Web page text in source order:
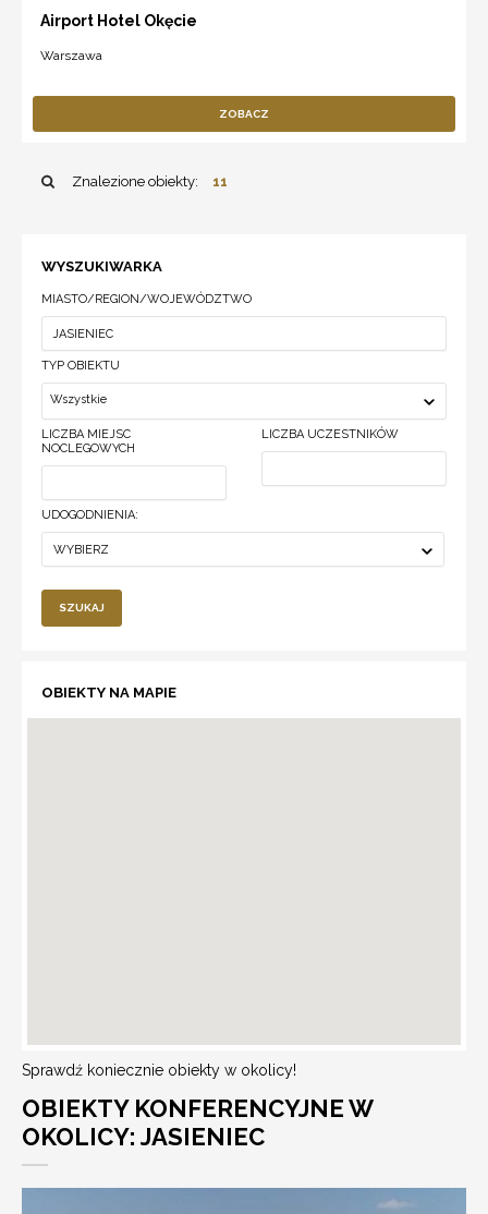
Airport Hotel Okęcie
Warszawa
ZOBACZ
Znalezione obiekty: 11
WYSZUKIWARKA
MIASTO/REGION/WOJEWÓDZTWO
TYP OBIEKTU
Wszystkie
LICZBA MIEJSC
NOCLEGOWYCH
LICZBA UCZESTNIKÓW
UDOGODNIENIA:
WYBIERZ
SZUKAJ
OBIEKTY NA MAPIE
Sprawdź koniecznie obiekty w okolicy!
OBIEKTY KONFERENCYJNE W
OKOLICY: JASIENIEC